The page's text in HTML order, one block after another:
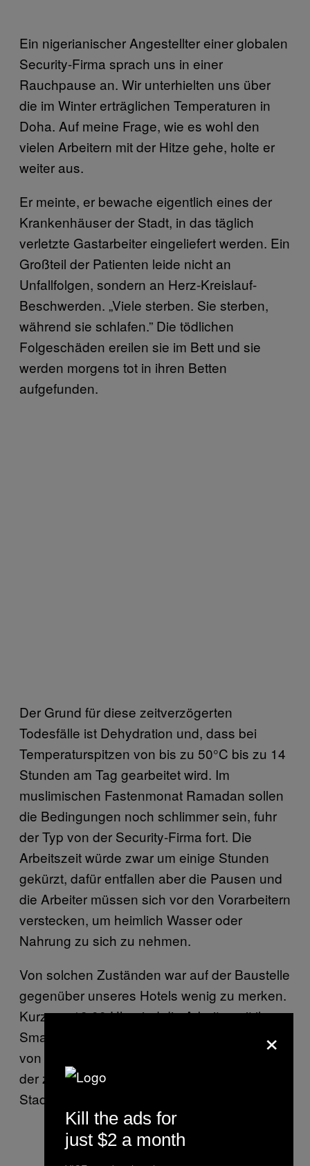
Ein nigerianischer Angestellter einer globalen
Security-Firma sprach uns in einer
Rauchpause an. Wir unterhielten uns über
die im Winter erträglichen Temperaturen in
Doha. Auf meine Frage, wie es wohl den
vielen Arbeitern mit der Hitze gehe, holte er
weiter aus.
Er meinte, er bewache eigentlich eines der
Krankenhäuser der Stadt, in das täglich
verletzte Gastarbeiter eingeliefert werden. Ein
Großteil der Patienten leide nicht an
Unfallfolgen, sondern an Herz-Kreislauf-
Beschwerden. „Viele sterben. Sie sterben,
während sie schlafen.” Die tödlichen
Folgeschäden ereilen sie im Bett und sie
werden morgens tot in ihren Betten
aufgefunden.
Der Grund für diese zeitverzögerten
Todesfälle ist Dehydration und, dass bei
Temperaturspitzen von bis zu 50°C bis zu 14
Stunden am Tag gearbeitet wird. Im
muslimischen Fastenmonat Ramadan sollen
die Bedingungen noch schlimmer sein, fuhr
der Typ von der Security-Firma fort. Die
Arbeitszeit würde zwar um einige Stunden
gekürzt, dafür entfallen aber die Pausen und
die Arbeiter müssen sich vor den Vorarbeitern
verstecken, um heimlich Wasser oder
Nahrung zu sich zu nehmen.
Von solchen Zuständen war auf der Baustelle
gegenüber unseres Hotels wenig zu merken.
Kurz vor 18:00 Uhr sind die Arbeiter mit ihren
Smartphones beschäftigt und warten darauf,
von einem der weißen Kleinbusse in eines
der zahllosen Arbeiterlager vor den Toren der
Stadt gebracht zu werden.
×
Kill the ads for
just $2 a month